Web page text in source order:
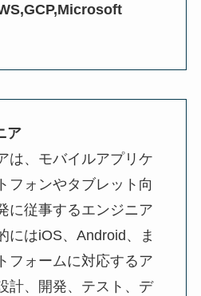
ア
は、モバイルアプリケ
フォンやタブレット向
に従事するエンジニア
にはiOS、Android、ま
フォームに対応するア
計、開発、テスト、デ